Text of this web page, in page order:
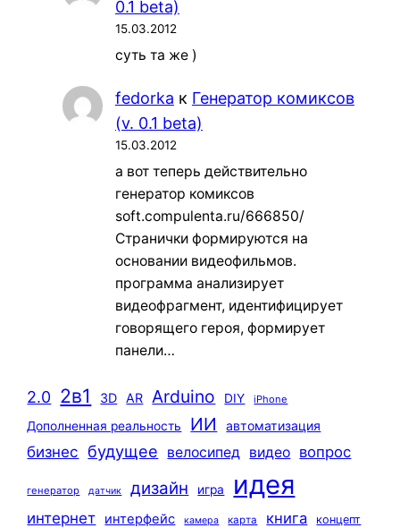
0.1 beta)
15.03.2012
суть та же )
fedorka к Генератор комиксов
(v. 0.1 beta)
15.03.2012
а вот теперь действительно
генератор комиксов
soft.compulenta.ru/666850/
Странички формируются на
основании видеофильмов.
программа анализирует
видеофрагмент, идентифицирует
говорящего героя, формирует
панели…
2.0 2в1 3D AR Arduino DIY iPhone
Дополненная реальность ИИ автоматизация
бизнес будущее велосипед видео вопрос
генератор датчик дизайн игра идея
интернет интерфейс камера карта книга
концепт